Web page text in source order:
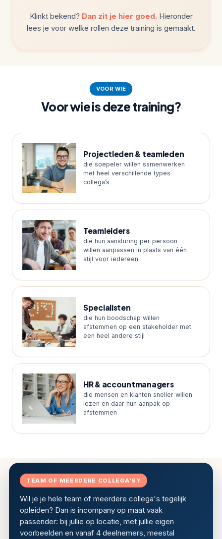
Klinkt bekend? Dan zit je hier goed. Hieronder
lees je voor welke rollen deze training is gemaakt.
VOOR WIE
Voor wie is deze training?
Projectleden & teamleden
die soepeler willen samenwerken
met heel verschillende types
collega’s
Teamleiders
die hun aansturing per persoon
willen aanpassen in plaats van één
stijl voor iedereen
Specialisten
die hun boodschap willen
afstemmen op een stakeholder met
een heel andere stijl
HR & accountmanagers
die mensen en klanten sneller willen
lezen en daar hun aanpak op
afstemmen
TEAM OF MEERDERE COLLEGA'S?
Wil je je hele team of meerdere collega's tegelijk
opleiden? Dan is incompany op maat vaak
passender: bij jullie op locatie, met jullie eigen
voorbeelden en vanaf 4 deelnemers, meestal